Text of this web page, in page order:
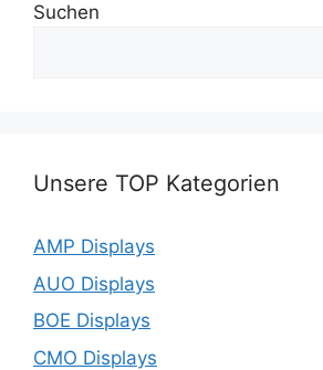
Suchen
Unsere TOP Kategorien
AMP Displays
AUO Displays
BOE Displays
CMO Displays